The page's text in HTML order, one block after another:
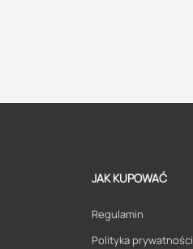
JAK KUPOWAĆ
Regulamin
Polityka prywatności